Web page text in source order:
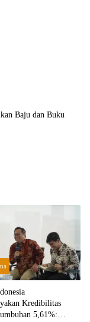
Baju dan Buku
Kredibilitas
5,61%: